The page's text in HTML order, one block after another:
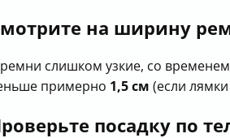
на ширину
слишком узкие, со
примерно 1,5 см (если
посадку по